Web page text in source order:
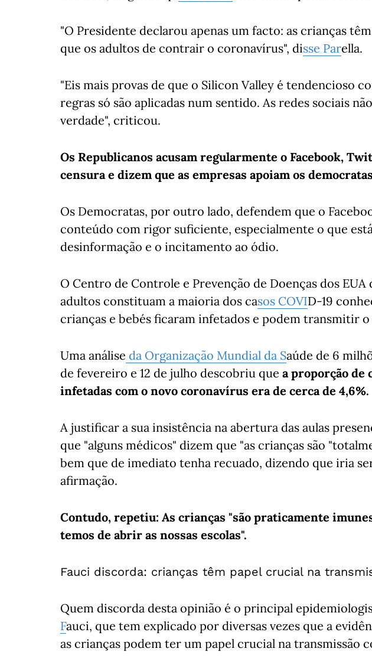
"O Presidente declarou apenas um facto: as crianças
que os adultos de contrair o coronavírus", disse Parella.
"Eis mais provas de que o Silicon Valley é tendencioso
regras só são aplicadas num sentido. As redes sociais
verdade", criticou.
Os Republicanos acusam regularmente o Facebook,
censura e dizem que as empresas apoiam os
Os Democratas, por outro lado, defendem que o
conteúdo com rigor suficiente, especialmente o que
desinformação e o incitamento ao ódio.
O Centro de Controle e Prevenção de Doenças dos EUA
adultos constituam a maioria dos casos COVID-19
crianças e bebés ficaram infetados e podem transmitir o
Uma análise da Organização Mundial da Saúde de 6
de fevereiro e 12 de julho descobriu que a proporção de
infetadas com o novo coronavírus era de cerca de 4,6%.
A justificar a sua insistência na abertura das aulas
que "alguns médicos" dizem que "as crianças são
bem que de imediato tenha recuado, dizendo que iria
afirmação.
Contudo, repetiu: As crianças "são praticamente
temos de abrir as nossas escolas".
Fauci discorda: crianças têm papel crucial na
Quem discorda desta opinião é o principal
Fauci, que tem explicado por diversas vezes que a
as crianças podem ter um papel crucial na transmissão